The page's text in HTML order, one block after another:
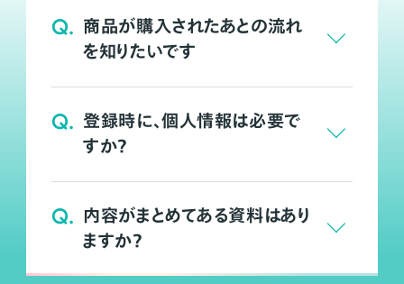
Q. 商品が購入されたあとの流れ
を知りたいです
Q. 登録時に、個人情報は必要で
すか？
Q. 内容がまとめてある資料はあり
ますか？